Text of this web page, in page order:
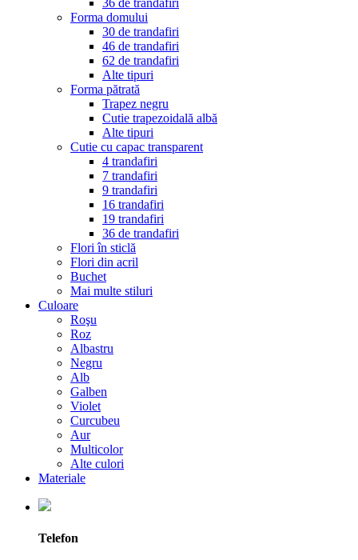
36 de trandafiri
Forma domului
30 de trandafiri
46 de trandafiri
62 de trandafiri
Alte tipuri
Forma pătrată
Trapez negru
Cutie trapezoidală albă
Alte tipuri
Cutie cu capac transparent
4 trandafiri
7 trandafiri
9 trandafiri
16 trandafiri
19 trandafiri
36 de trandafiri
Flori în sticlă
Flori din acril
Buchet
Mai multe stiluri
Culoare
Roşu
Roz
Albastru
Negru
Alb
Galben
Violet
Curcubeu
Aur
Multicolor
Alte culori
Materiale
Telefon